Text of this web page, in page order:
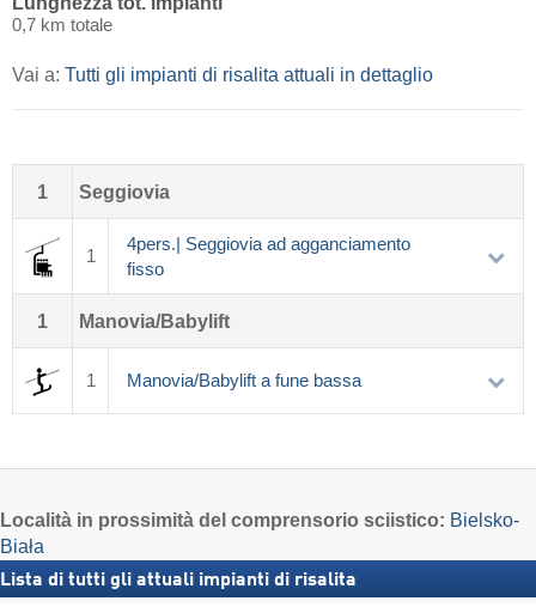
0,7 km totale
Vai a: Tutti gli impianti di risalita attuali in dettaglio
1 Seggiovia
1
4pers.| Seggiovia ad agganciamento
fisso
1 Manovia/Babylift
1 Manovia/Babylift a fune bassa
Località in prossimità del comprensorio sciistico: Bielsko-
Biała
Lista di tutti gli attuali impianti di risalita